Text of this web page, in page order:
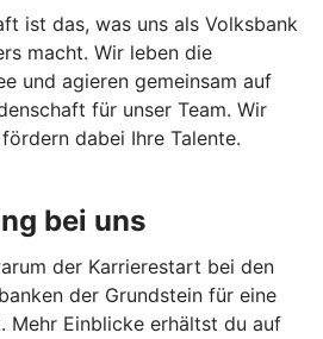
ist das, was uns als Volksbank
macht. Wir leben die
und agieren gemeinsam auf
für unser Team. Wir
dabei Ihre Talente.
bei uns
der Karrierestart bei den
der Grundstein für eine
Mehr Einblicke erhältst du auf